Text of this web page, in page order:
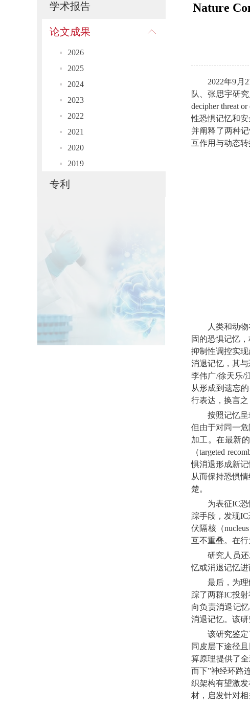
学术报告
论文成果
2026
2025
2024
2023
2022
2021
2020
2019
专利
Nature
2022年9月
队、张思宇研究
decipher threat
性恐惧记忆和
并阐释了两种
互作用与动态
人类和动
固的恐惧记忆
抑制性调控实
消退记忆，其
李伟广/徐天乐/
从形成到遗忘
行表达，换言
按照记忆
但由于对同一
加工。在最新
（targeted
惧消退形成新
从而保持恐惧
楚。
为表征IC
踪手段，发现
伏隔核（
互不重叠。在
研究人员
忆或消退记忆进
最后，为
踪了两群IC投
向负责消退记
消退记忆。该
该研究鉴
同皮层下途径
算原理提供了
而下”神经环路
织架构有望激
材，启发针对相